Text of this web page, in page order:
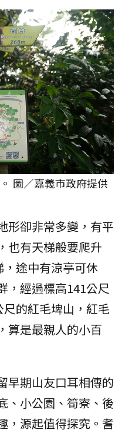
圖／嘉義市政府提供
形卻非常多變，有平
也有天梯般要爬升
途中有涼亭可休
，經過標高141公尺
的紅毛埤山，紅毛
算是最親人的小百
早期山友口耳相傳的
、小公園、筍寮、後
，源起值得探究。耆